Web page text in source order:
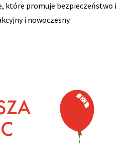
które promuje bezpieczeństwo i
i nowoczesny.